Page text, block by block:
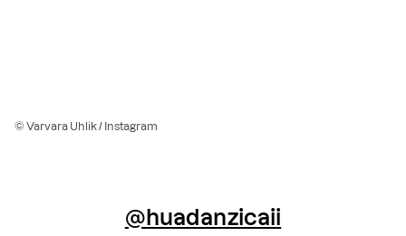
© Varvara Uhlik / Instagram
@huadanzicaii